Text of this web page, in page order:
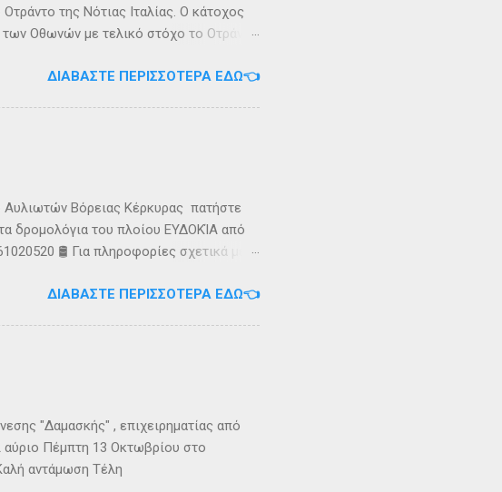
της Νότιας Ιταλίας. Ο κάτοχος
των Οθωνών με τελικό στόχο το Οτράντο
η θάλασσα αγρίεψε και οι συνθήκες
Instagram 👉 Ακολουθήστε μας στο
ΔΙΑΒΆΣΤΕ ΠΕΡΙΣΣΌΤΕΡΑ ΕΔΏ👈
Βόρειας Κέρκυρας πατήστε
δρομολόγια του πλοίου ΕΥΔΟΚΊΑ από
🛢️ Για πληροφορίες σχετικά με
Instagram 📬Εγγραφείτε στο
ΔΙΑΒΆΣΤΕ ΠΕΡΙΣΣΌΤΕΡΑ ΕΔΏ👈
"Δαμασκής" , επιχειρηματίας από
αύριο Πέμπτη 13 Οκτωβρίου στο
αντάμωση Τέλη